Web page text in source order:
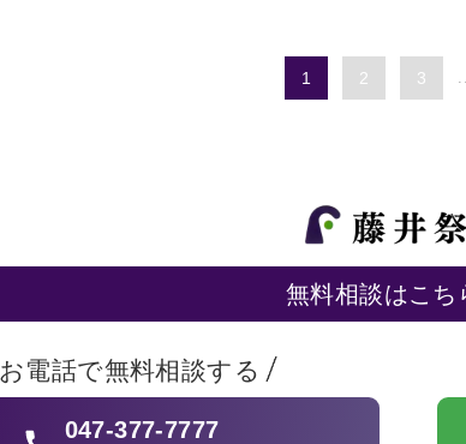
1 2 3
無料相談はこち
お電話で無料相談する
047-377-7777